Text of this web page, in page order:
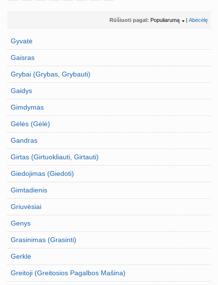
Rūšiuoti pagal: Populiarumą | Abėcėlę
Gyvatė
Gaisras
Grybai (Grybas, Grybauti)
Gaidys
Gimdymas
Gėlės (Gėlė)
Gandras
Girtas (Girtuokliauti, Girtauti)
Giedojimas (Giedoti)
Gimtadienis
Griuvėsiai
Genys
Grasinimas (Grasinti)
Gerklė
Greitoji (Greitosios Pagalbos Mašina)